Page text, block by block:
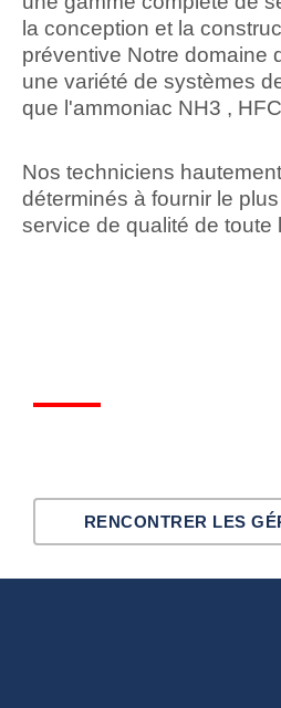
la conception et la
préventive Notre domaine
une variété de systèmes
que l'ammoniac NH3 ,
Nos techniciens
déterminés à fournir le
service de qualité de toute
RENCONTRER LES